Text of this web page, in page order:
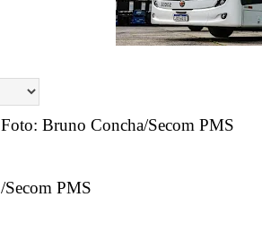
Foto: Bruno Concha/Secom PMS
/Secom PMS